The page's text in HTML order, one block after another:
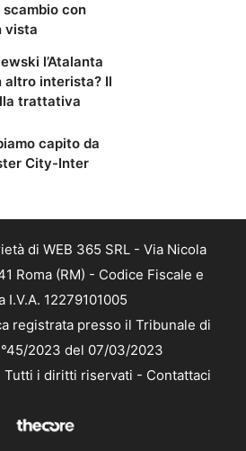
scambio con
vista
l’Atalanta
altro interista? Il
trattativa
capito da
City-Inter
di WEB 365 SRL - Via Nicola
Roma (RM) - Codice Fiscale e
I.V.A. 12279101005
registrata presso il Tribunale di
2023 del 07/03/2023
i diritti riservati - Contattaci